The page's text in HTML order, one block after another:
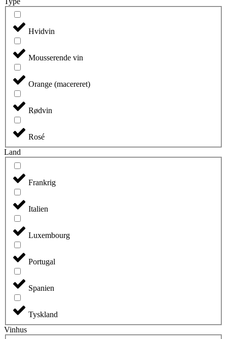
Hvidvin
Mousserende vin
Orange (macereret)
Rødvin
Rosé
Land
Frankrig
Italien
Luxembourg
Portugal
Spanien
Tyskland
Vinhus